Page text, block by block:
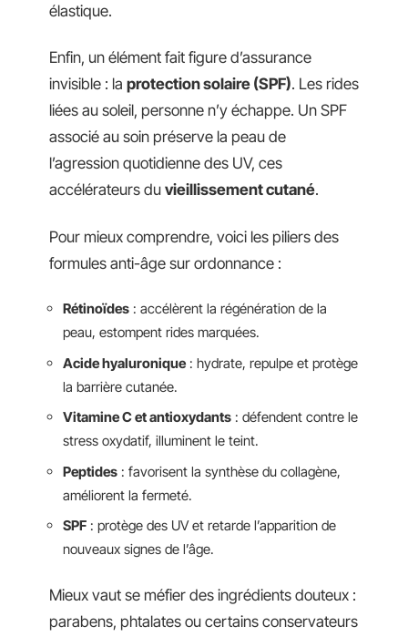
élastique.
Enfin, un élément fait figure d’assurance
invisible : la protection solaire (SPF). Les rides
liées au soleil, personne n’y échappe. Un SPF
associé au soin préserve la peau de
l’agression quotidienne des UV, ces
accélérateurs du vieillissement cutané.
Pour mieux comprendre, voici les piliers des
formules anti-âge sur ordonnance :
Rétinoïdes : accélèrent la régénération de la
peau, estompent rides marquées.
Acide hyaluronique : hydrate, repulpe et protège
la barrière cutanée.
Vitamine C et antioxydants : défendent contre le
stress oxydatif, illuminent le teint.
Peptides : favorisent la synthèse du collagène,
améliorent la fermeté.
SPF : protège des UV et retarde l’apparition de
nouveaux signes de l’âge.
Mieux vaut se méfier des ingrédients douteux :
parabens, phtalates ou certains conservateurs